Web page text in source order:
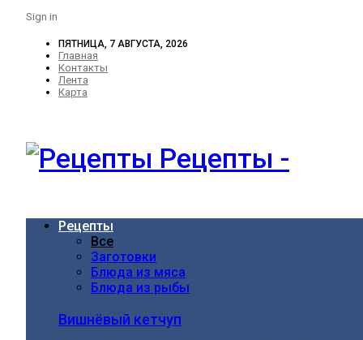
Sign in
ПЯТНИЦА, 7 АВГУСТА, 2026
Главная
Контакты
Лента
Карта
Рецепты -
Рецепты
Все
Заготовки
Блюда из мяса
Блюда из рыбы
Вишнёвый кетчуп